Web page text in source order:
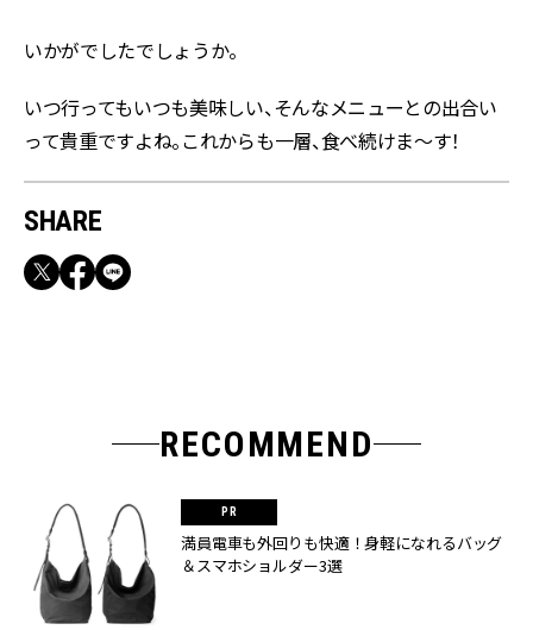
いかがでしたでしょうか。
いつ行ってもいつも美味しい、そんなメニューとの出合い
って貴重ですよね。これからも一層、食べ続けま～す！
SHARE
RECOMMEND
満員電車も外回りも快適！身軽になれるバッグ
＆スマホショルダー3選